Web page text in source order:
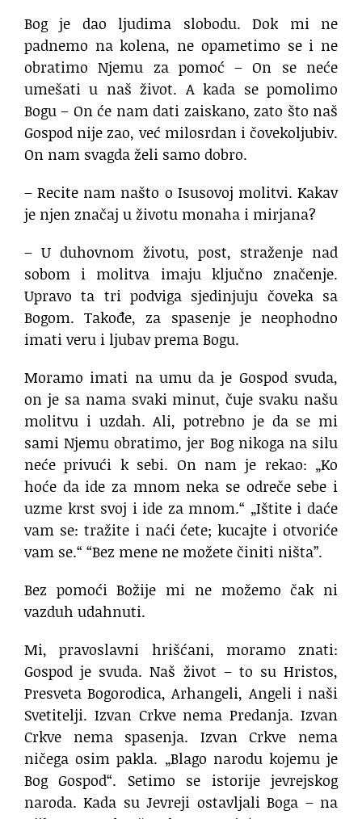
Bog je dao ljudima slobodu. Dok mi ne
padnemo na kolena, ne opametimo se i ne
obratimo Njemu za pomoć – On se neće
umešati u naš život. A kada se pomolimo
Bogu – On će nam dati zaiskano, zato što naš
Gospod nije zao, već milosrdan i čovekoljubiv.
On nam svagda želi samo dobro.
– Recite nam našto o Isusovoj molitvi. Kakav
je njen značaj u životu monaha i mirjana?
– U duhovnom životu, post, straženje nad
sobom i molitva imaju ključno značenje.
Upravo ta tri podviga sjedinjuju čoveka sa
Bogom. Takođe, za spasenje je neophodno
imati veru i ljubav prema Bogu.
Moramo imati na umu da je Gospod svuda,
on je sa nama svaki minut, čuje svaku našu
molitvu i uzdah. Ali, potrebno je da se mi
sami Njemu obratimo, jer Bog nikoga na silu
neće privući k sebi. On nam je rekao: „Ko
hoće da ide za mnom neka se odreče sebe i
uzme krst svoj i ide za mnom.“ „Ištite i daće
vam se: tražite i naći ćete; kucajte i otvoriće
vam se.“ “Bez mene ne možete činiti ništa”.
Bez pomoći Božije mi ne možemo čak ni
vazduh udahnuti.
Mi, pravoslavni hrišćani, moramo znati:
Gospod je svuda. Naš život – to su Hristos,
Presveta Bogorodica, Arhangeli, Angeli i naši
Svetitelji. Izvan Crkve nema Predanja. Izvan
Crkve nema spasenja. Izvan Crkve nema
ničega osim pakla. „Blago narodu kojemu je
Bog Gospod“. Setimo se istorije jevrejskog
naroda. Kada su Jevreji ostavljali Boga – na